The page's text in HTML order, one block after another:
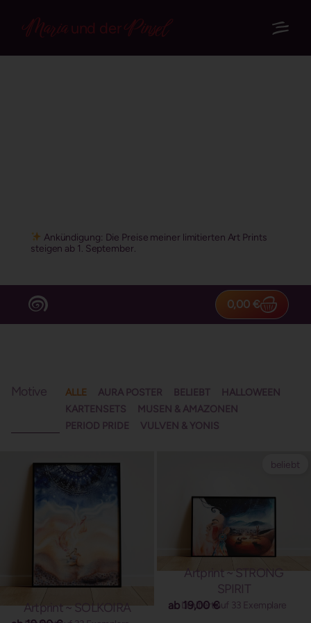
Maria und derPinsel
Ankündigung: Die Preise meiner limitierten Art Prints
steigen ab 1. September.
0,00€
Motive AURA POSTER BELIEBT
HALLOWEEN
KARTENSETS
MUSEN & AMAZONEN
PERIOD PRIDE
VULVEN & YONIS
ALLE
Artprint ~ SOLKOIRA
beliebt
Artprint ~ STRONG
SPIRIT
Limitiert auf 33 Exemplare
ab 19,00€